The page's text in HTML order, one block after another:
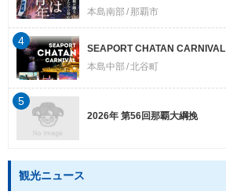
本島南部
那覇市
SEAPORT CHATAN CARNIVAL
本島中部 北谷町
4
2026年 第56回那覇大綱挽
5
観光ニュース